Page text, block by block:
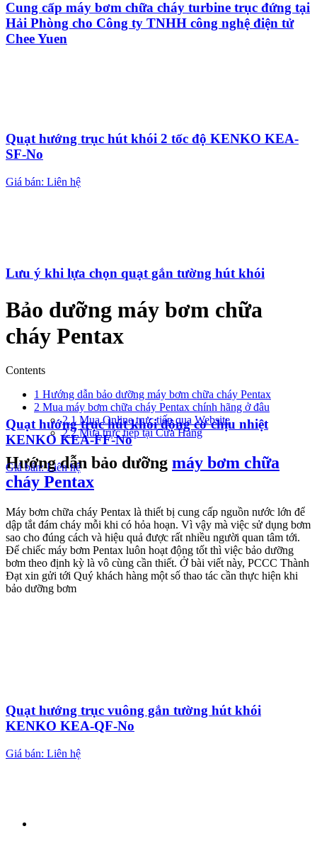
Quạt hướng trục hút khói 2 tốc độ KENKO KEA-
SF-No
Giá bán: Liên hệ
Quạt hướng trục hút khói động cơ chịu nhiệt
KENKO KEA-FF-No
Giá bán: Liên hệ
Quạt hướng trục vuông gắn tường hút khói
KENKO KEA-QF-No
Giá bán: Liên hệ
Cung cấp máy bơm chữa cháy turbine trục đứng tại
Hải Phòng cho Công ty TNHH công nghệ điện tử
Chee Yuen
Lưu ý khi lựa chọn quạt gắn tường hút khói
Bảo dưỡng máy bơm chữa
cháy Pentax
Contents
1 Hướng dẫn bảo dưỡng máy bơm chữa cháy Pentax
2 Mua máy bơm chữa cháy Pentax chính hãng ở đâu
2.1 Mua Online trực tiếp qua Website
2.2Mua trực tiếp tại Cửa Hàng
Hướng dẫn bảo dưỡng máy bơm chữa
cháy Pentax
Máy bơm chữa cháy Pentax là thiết bị cung cấp nguồn nước lớn để
dập tắt đám cháy mỗi khi có hỏa hoạn. Vì vậy mà việc sử dụng bơm
sao cho đúng cách và hiệu quả được rất nhiều người quan tâm tới.
Để chiếc máy bơm Pentax luôn hoạt động tốt thì việc bảo dưỡng
bơm theo định kỳ là vô cùng cần thiết. Ở bài viết này, PCCC Thành
Đạt xin gửi tới Quý khách hàng một số thao tác cần thực hiện khi
bảo dưỡng bơm